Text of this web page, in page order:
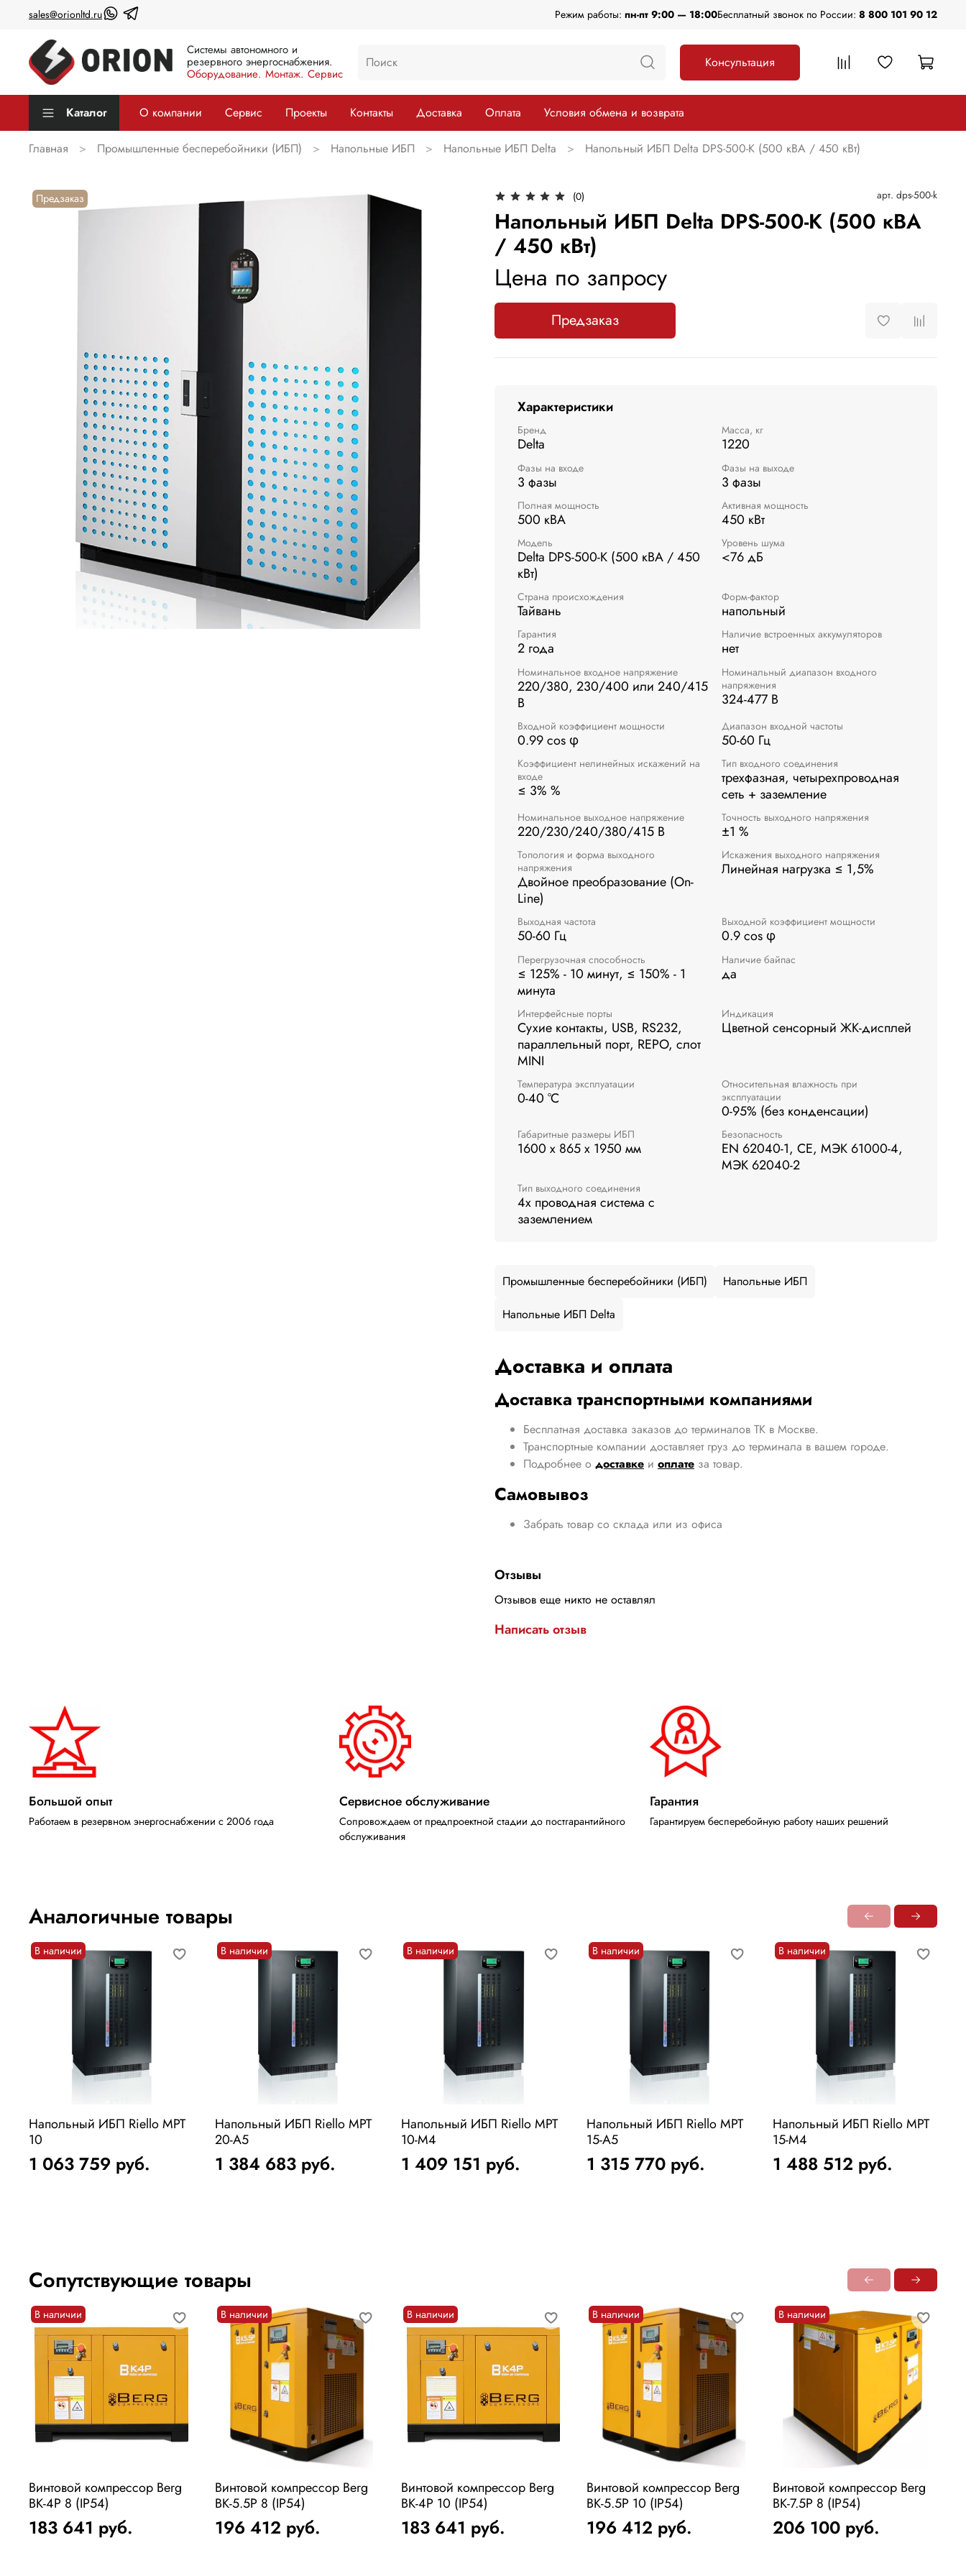
sales@orionltd.ru Режим работы: пн-пт 9:00 — 18:00Бесплатный звонок по России: 8 800 101 90 12
Системы автономного и
резервного энергоснабжения.
Оборудование. Монтаж. Сервис
Консультация
Каталог О компании Сервис Проекты Контакты Доставка Оплата Условия обмена и возврата
Главная Промышленные бесперебойники (ИБП) Напольные ИБП Напольные ИБП Delta Напольный ИБП Delta DPS-500-K (500 кВА / 450 кВт)
Предзаказ (0) арт. dps-500-k
Напольный ИБП Delta DPS-500-K (500 кВА
/ 450 кВт)
Цена по запросу
Предзаказ
Характеристики
Бренд
Delta
Масса, кг
1220
Фазы на входе
3 фазы
Фазы на выходе
3 фазы
Полная мощность
500 кВА
Активная мощность
450 кВт
Модель
Delta DPS-500-K (500 кВА / 450
кВт)
Уровень шума
<76 дБ
Страна происхождения
Тайвань
Форм-фактор
напольный
Гарантия
2 года
Наличие встроенных аккумуляторов
нет
Номинальное входное напряжение
220/380, 230/400 или 240/415
В
Номинальный диапазон входного
напряжения
324-477 В
Входной коэффициент мощности
0.99 cos φ
Диапазон входной частоты
50-60 Гц
Коэффициент нелинейных искажений на
входе
≤ 3% %
Тип входного соединения
трехфазная, четырехпроводная
сеть + заземление
Номинальное выходное напряжение
220/230/240/380/415 В
Точность выходного напряжения
±1 %
Топология и форма выходного
напряжения
Двойное преобразование (On-
Line)
Искажения выходного напряжения
Линейная нагрузка ≤ 1,5%
Выходная частота
50-60 Гц
Выходной коэффициент мощности
0.9 cos φ
Перегрузочная способность
≤ 125% - 10 минут, ≤ 150% - 1
минута
Наличие байпас
да
Интерфейсные порты
Сухие контакты, USB, RS232,
параллельный порт, REPO, слот
MINI
Индикация
Цветной сенсорный ЖК-дисплей
Температура эксплуатации
0-40 °C
Относительная влажность при
эксплуатации
0-95% (без конденсации)
Габаритные размеры ИБП
1600 x 865 x 1950 мм
Безопасность
EN 62040-1, CE, МЭК 61000-4,
МЭК 62040-2
Тип выходного соединения
4х проводная система с
заземлением
Промышленные бесперебойники (ИБП)
Напольные ИБП
Напольные ИБП Delta
Доставка и оплата
Доставка транспортными компаниями
Бесплатная доставка заказов до терминалов ТК в Москве.
Транспортные компании доставляет груз до терминала в вашем городе.
Подробнее о доставке и оплате за товар.
Самовывоз
Забрать товар со склада или из офиса
Отзывы
Отзывов еще никто не оставлял
Написать отзыв
Большой опыт
Работаем в резервном энергоснабжении с 2006 года
Сервисное обслуживание
Сопровождаем от предпроектной стадии до постгарантийного
обслуживания
Гарантия
Гарантируем бесперебойную работу наших решений
Аналогичные товары
В наличии
Напольный ИБП Riello MPT
10
1 063 759 руб.
В наличии
Напольный ИБП Riello MPT
20-A5
1 384 683 руб.
В наличии
Напольный ИБП Riello MPT
10-M4
1 409 151 руб.
В наличии
Напольный ИБП Riello MPT
15-A5
1 315 770 руб.
В наличии
Напольный ИБП Riello MPT
15-M4
1 488 512 руб.
Сопутствующие товары
В наличии
Винтовой компрессор Berg
ВК-4Р 8 (IP54)
183 641 руб.
В наличии
Винтовой компрессор Berg
ВК-5.5Р 8 (IP54)
196 412 руб.
В наличии
Винтовой компрессор Berg
ВК-4Р 10 (IP54)
183 641 руб.
В наличии
Винтовой компрессор Berg
ВК-5.5Р 10 (IP54)
196 412 руб.
В наличии
Винтовой компрессор Berg
ВК-7.5Р 8 (IP54)
206 100 руб.